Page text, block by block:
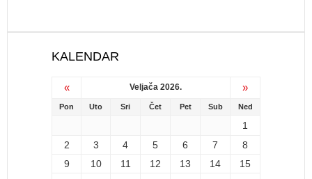
KALENDAR
« Veljača 2026. »
Pon Uto Sri Čet Pet Sub Ned
1
2
3 4 5 6 7
8
9
10 11 12 13 14
15